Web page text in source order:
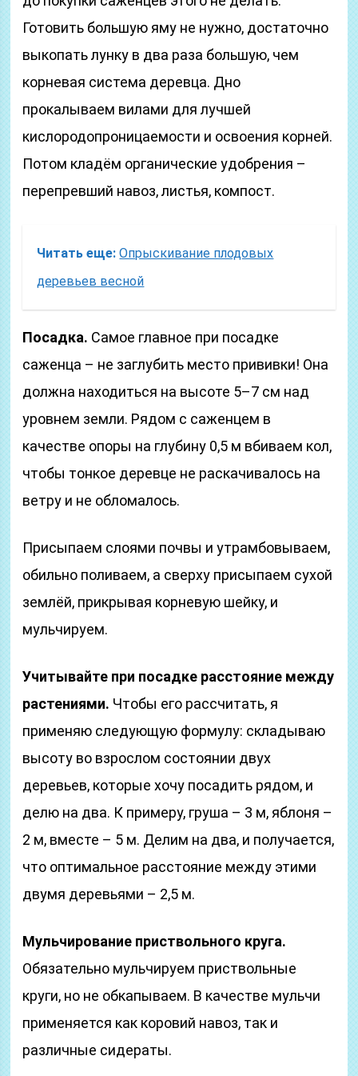
Готовить большую яму не нужно, достаточно
выкопать лунку в два раза большую, чем
корневая система деревца. Дно
прокалываем вилами для лучшей
кислородопроницаемости и освоения корней.
Потом кладём органические удобрения –
перепревший навоз, листья, компост.
Читать еще: Опрыскивание плодовых
деревьев весной
Посадка. Самое главное при посадке
саженца – не заглубить место прививки! Она
должна находиться на высоте 5–7 см над
уровнем земли. Рядом с саженцем в
качестве опоры на глубину 0,5 м вбиваем кол,
чтобы тонкое деревце не раскачивалось на
ветру и не обломалось.
Присыпаем слоями почвы и утрамбовываем,
обильно поливаем, а сверху присыпаем сухой
землёй, прикрывая корневую шейку, и
мульчируем.
Учитывайте при посадке расстояние между
растениями. Чтобы его рассчитать, я
применяю следующую формулу: складываю
высоту во взрослом состоянии двух
деревьев, которые хочу посадить рядом, и
делю на два. К примеру, груша – 3 м, яблоня –
2 м, вместе – 5 м. Делим на два, и получается,
что оптимальное расстояние между этими
двумя деревьями – 2,5 м.
Мульчирование приствольного круга.
Обязательно мульчируем приствольные
круги, но не обкапываем. В качестве мульчи
применяется как коровий навоз, так и
различные сидераты.